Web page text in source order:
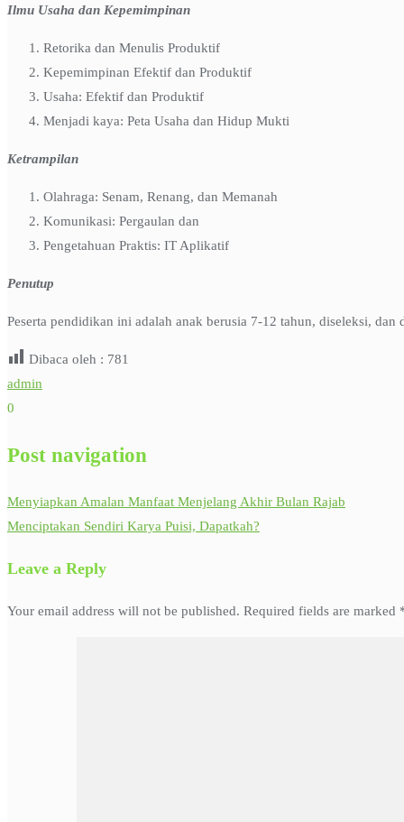
Ilmu Usaha dan Kepemimpinan
Retorika dan Menulis Produktif
Kepemimpinan Efektif dan Produktif
Usaha: Efektif dan Produktif
Menjadi kaya: Peta Usaha dan Hidup Mukti
Ketrampilan
Olahraga: Senam, Renang, dan Memanah
Komunikasi: Pergaulan dan
Pengetahuan Praktis: IT Aplikatif
Penutup
Peserta pendidikan ini adalah anak berusia 7-12 tahun, diseleksi,
Dibaca oleh : 781
admin
0
Post navigation
Menyiapkan Amalan Manfaat Menjelang Akhir Bulan Rajab
Menciptakan Sendiri Karya Puisi, Dapatkah?
Leave a Reply
Your email address will not be published. Required fields are marked